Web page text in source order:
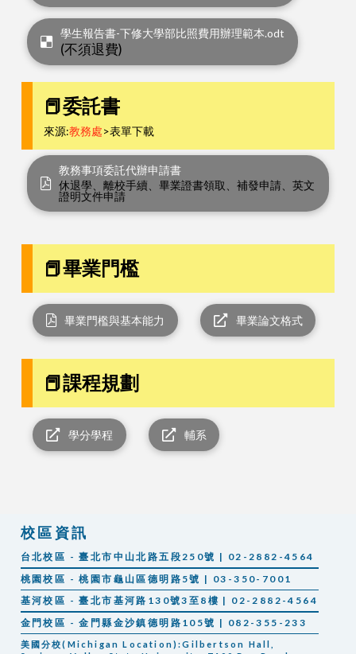
學生報告書-下修大學部比照費用辦理範本.odt
(不須退費)
📕委託書
來源:教務處>表單下載
教務事項委託代辦申請書
休退學、離校手續、畢業證書領取、補發申請、英文
證明文件申請
📕畢業門檻
畢業門檻與基本能力 畢業論文格式
📕課程規劃
學分學程 輔系
校區資訊
台北校區 - 臺北市中山北路五段250號 | 02-2882-4564
桃園校區 - 桃園市龜山區德明路5號 | 03-350-7001
基河校區 - 臺北市基河路130號3至8樓 | 02-2882-4564
金門校區 - 金門縣金沙鎮德明路105號 | 082-355-233
美國分校(Michigan Location):Gilbertson Hall,